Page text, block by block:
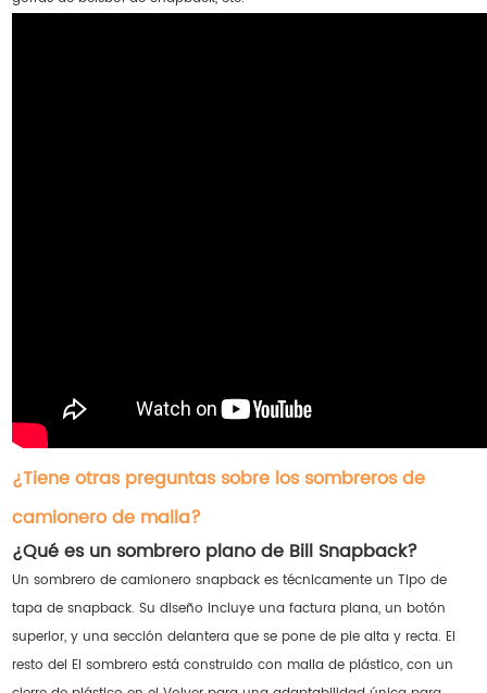
¿Tiene otras preguntas sobre los sombreros de
camionero de malla?
¿Qué es un sombrero plano de Bill Snapback?
Un sombrero de camionero snapback es técnicamente un Tipo de
tapa de snapback. Su diseño incluye una factura plana, un botón
superior, y una sección delantera que se pone de pie alta y recta. El
resto del El sombrero está construido con malla de plástico, con un